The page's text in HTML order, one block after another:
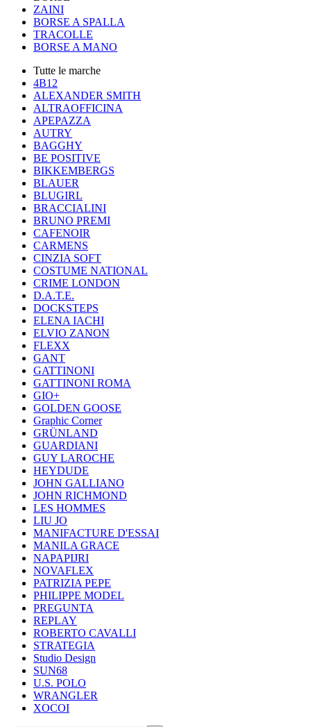
ZAINI
BORSE A SPALLA
TRACOLLE
BORSE A MANO
Tutte le marche
4B12
ALEXANDER SMITH
ALTRAOFFICINA
APEPAZZA
AUTRY
BAGGHY
BE POSITIVE
BIKKEMBERGS
BLAUER
BLUGIRL
BRACCIALINI
BRUNO PREMI
CAFENOIR
CARMENS
CINZIA SOFT
COSTUME NATIONAL
CRIME LONDON
D.A.T.E.
DOCKSTEPS
ELENA IACHI
ELVIO ZANON
FLEXX
GANT
GATTINONI
GATTINONI ROMA
GIO+
GOLDEN GOOSE
Graphic Corner
GRÜNLAND
GUARDIANI
GUY LAROCHE
HEYDUDE
JOHN GALLIANO
JOHN RICHMOND
LES HOMMES
LIU JO
MANIFACTURE D'ESSAI
MANILA GRACE
NAPAPIJRI
NOVAFLEX
PATRIZIA PEPE
PHILIPPE MODEL
PREGUNTA
REPLAY
ROBERTO CAVALLI
STRATEGIA
Studio Design
SUN68
U.S. POLO
WRANGLER
XOCOI